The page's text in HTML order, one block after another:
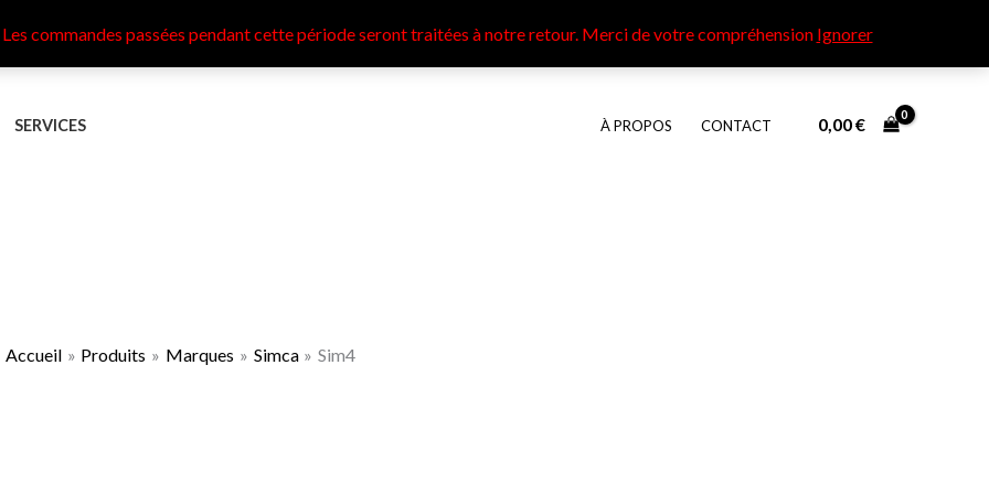
commandes passées pendant cette période seront traitées à notre retour​. Merci de votre compréhension Ignorer
SERVICES À PROPOS CONTACT 0,00€
Accueil Produits Marques Simca Sim4